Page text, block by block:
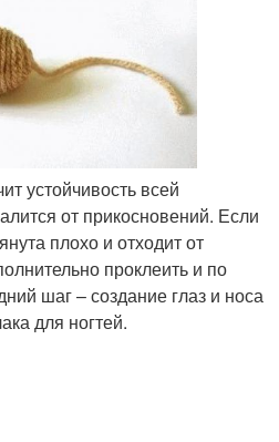
устойчивость всей
от прикосновений. Если
плохо и отходит от
проклеить и по
шаг – создание глаз и носа
для ногтей.